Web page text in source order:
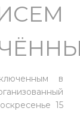
в
15